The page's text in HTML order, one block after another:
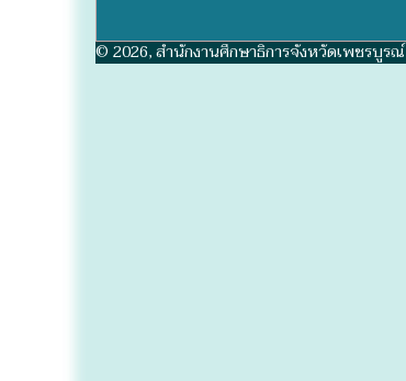
© 2026, สำนักงานศึกษาธิการจังหวัดเพชรบูรณ์